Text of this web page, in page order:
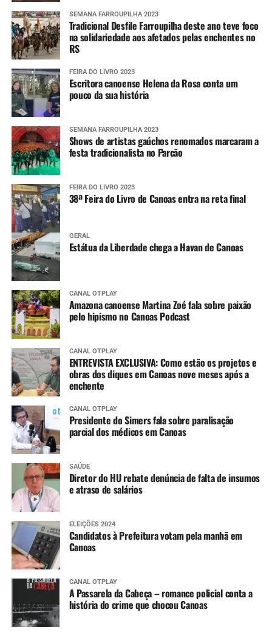
SEMANA FARROUPILHA 2023
Tradicional Desfile Farroupilha deste ano teve foco
na solidariedade aos afetados pelas enchentes no
RS
FEIRA DO LIVRO 2023
Escritora canoense Helena da Rosa conta um
pouco da sua história
SEMANA FARROUPILHA 2023
Shows de artistas gaúchos renomados marcaram a
festa tradicionalista no Parcão
FEIRA DO LIVRO 2023
38ª Feira do Livro de Canoas entra na reta final
GERAL
Estátua da Liberdade chega a Havan de Canoas
CANAL OTPLAY
Amazona canoense Martina Zoé fala sobre paixão
pelo hipismo no Canoas Podcast
CANAL OTPLAY
ENTREVISTA EXCLUSIVA: Como estão os projetos e
obras dos diques em Canoas nove meses após a
enchente
CANAL OTPLAY
Presidente do Simers fala sobre paralisação
parcial dos médicos em Canoas
SAÚDE
Diretor do HU rebate denúncia de falta de insumos
e atraso de salários
ELEIÇÕES 2024
Candidatos à Prefeitura votam pela manhã em
Canoas
CANAL OTPLAY
A Passarela da Cabeça – romance policial conta a
história do crime que chocou Canoas